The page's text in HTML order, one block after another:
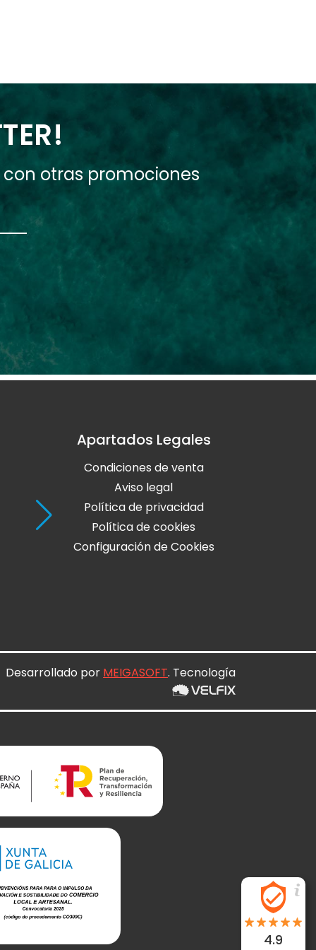
otras promociones
Holaola Ribadeo
Avda de Leopoldo Calvo Sotelo,
Teléfono: 982 128 424
online@holaola.com
Apartados Legales
Condiciones de venta
Aviso legal
Política de privacidad
Política de cookies
Configuración de Cookies
Desarrollado por MEIGASOFT. Tecnología
4.9